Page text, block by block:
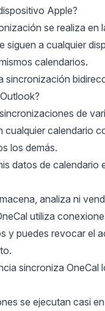
Apple?
se realiza en
siguen a cualquier
calendarios.
sincronización
de
cualquier calendario
los demás.
datos de calendario
analiza ni
utiliza
y puedes revocar el
sincroniza OneCal
se ejecutan casi en